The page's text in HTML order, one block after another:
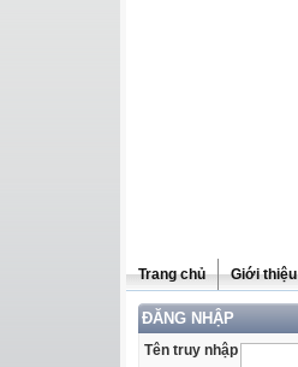
Trang chủ Giới thiệu
ĐĂNG NHẬP
Tên truy nhập